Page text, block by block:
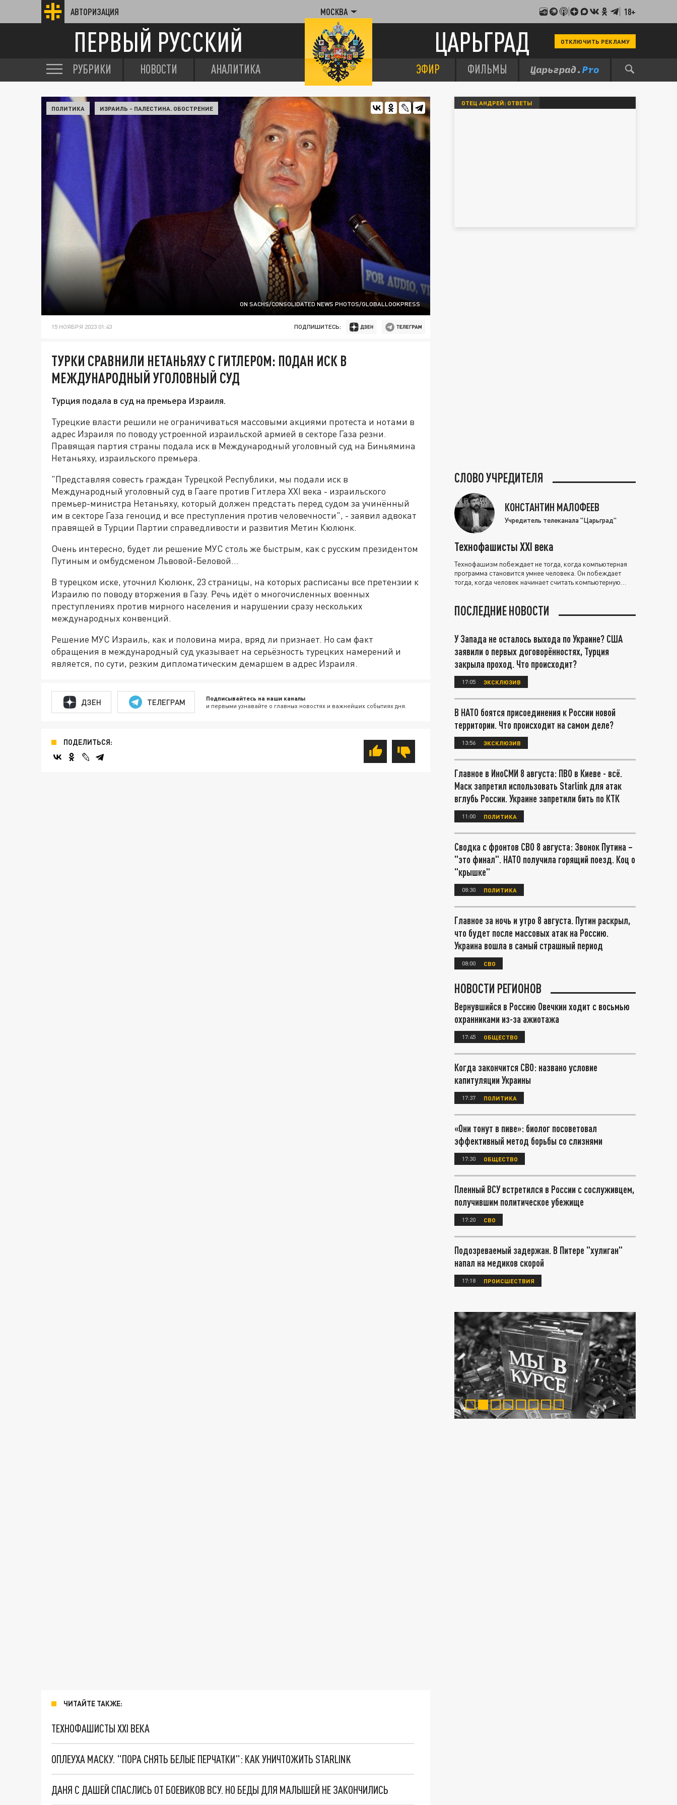
АВТОРИЗАЦИЯ МОСКВА 18+
ПЕРВЫЙ РУССКИЙ ЦАРЬГРАД ОТКЛЮЧИТЬ РЕКЛАМУ
РУБРИКИ НОВОСТИ АНАЛИТИКА ЭФИР ФИЛЬМЫ
ON SACHS/CONSOLIDATED NEWS PHOTOS/GLOBALLOOKPRESS
ПОЛИТИКА ИЗРАИЛЬ - ПАЛЕСТИНА. ОБОСТРЕНИЕ
15 НОЯБРЯ 2023 01:43 ПОДПИШИТЕСЬ:
ТУРКИ СРАВНИЛИ НЕТАНЬЯХУ С ГИТЛЕРОМ: ПОДАН ИСК В
МЕЖДУНАРОДНЫЙ УГОЛОВНЫЙ СУД
Турция подала в суд на премьера Израиля.
Турецкие власти решили не ограничиваться массовыми акциями протеста и нотами в
адрес Израиля по поводу устроенной израильской армией в секторе Газа резни.
Правящая партия страны подала иск в Международный уголовный суд на Биньямина
Нетаньяху, израильского премьера.
"Представляя совесть граждан Турецкой Республики, мы подали иск в
Международный уголовный суд в Гааге против Гитлера XXI века - израильского
премьер-министра Нетаньяху, который должен предстать перед судом за учинённый
им в секторе Газа геноцид и все преступления против человечности", - заявил адвокат
правящей в Турции Партии справедливости и развития Метин Кюлюнк.
Очень интересно, будет ли решение МУС столь же быстрым, как с русским президентом
Путиным и омбудсменом Львовой-Беловой…
В турецком иске, уточнил Кюлюнк, 23 страницы, на которых расписаны все претензии к
Израилю по поводу вторжения в Газу. Речь идёт о многочисленных военных
преступлениях против мирного населения и нарушении сразу нескольких
международных конвенций.
Решение МУС Израиль, как и половина мира, вряд ли признает. Но сам факт
обращения в международный суд указывает на серьёзность турецких намерений и
является, по сути, резким дипломатическим демаршем в адрес Израиля.
ДЗЕН ТЕЛЕГРАМ Подписывайтесь на наши каналы
и первыми узнавайте о главных новостях и важнейших событиях дня.
ПОДЕЛИТЬСЯ:
ЧИТАЙТЕ ТАКЖЕ:
ТЕХНОФАШИСТЫ XXI ВЕКА
ОПЛЕУХА МАСКУ. "ПОРА СНЯТЬ БЕЛЫЕ ПЕРЧАТКИ": КАК УНИЧТОЖИТЬ STARLINK
ДАНЯ С ДАШЕЙ СПАСЛИСЬ ОТ БОЕВИКОВ ВСУ. НО БЕДЫ ДЛЯ МАЛЫШЕЙ НЕ ЗАКОНЧИЛИСЬ
ОТЕЦ АНДРЕЙ: ОТВЕТЫ
СЛОВО УЧРЕДИТЕЛЯ
КОНСТАНТИН МАЛОФЕЕВ
Учредитель телеканала "Царьград"
Технофашисты XXI века
Технофашизм побеждает не тогда, когда компьютерная
программа становится умнее человека. Он побеждает
тогда, когда человек начинает считать компьютерную
ПОСЛЕДНИЕ НОВОСТИ
У Запада не осталось выхода по Украине? США
заявили о первых договорённостях, Турция
закрыла проход. Что происходит?
17:05 ЭКСКЛЮЗИВ
В НАТО боятся присоединения к России новой
территории. Что происходит на самом деле?
13:56 ЭКСКЛЮЗИВ
Главное в ИноСМИ 8 августа: ПВО в Киеве - всё.
Маск запретил использовать Starlink для атак
вглубь России. Украине запретили бить по КТК
11:00 ПОЛИТИКА
Сводка с фронтов СВО 8 августа: Звонок Путина –
"это финал". НАТО получила горящий поезд. Коц о
"крышке"
08:30 ПОЛИТИКА
Главное за ночь и утро 8 августа. Путин раскрыл,
что будет после массовых атак на Россию.
Украина вошла в самый страшный период
08:00 СВО
НОВОСТИ РЕГИОНОВ
Вернувшийся в Россию Овечкин ходит с восьмью
охранниками из-за ажиотажа
17:45 ОБЩЕСТВО
Когда закончится СВО: названо условие
капитуляции Украины
17:37 ПОЛИТИКА
«Они тонут в пиве»: биолог посоветовал
эффективный метод борьбы со слизнями
17:30 ОБЩЕСТВО
Пленный ВСУ встретился в России с сослуживцем,
получившим политическое убежище
17:20 СВО
Подозреваемый задержан. В Питере "хулиган"
напал на медиков скорой
17:18 ПРОИСШЕСТВИЯ